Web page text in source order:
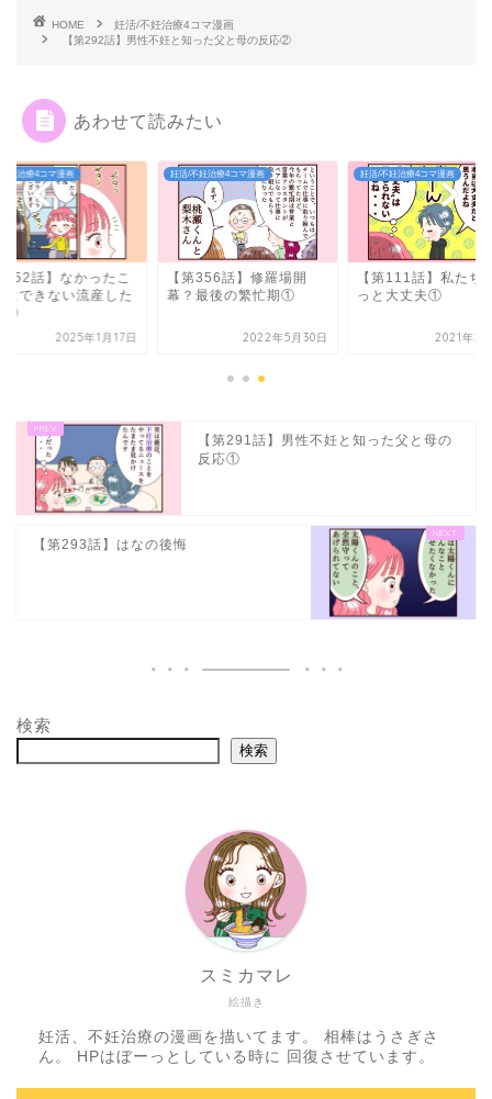
HOME
妊活/不妊治療4コマ漫画
【第292話】男性不妊と知った父と母の反応②
あわせて読みたい
妊治療4コマ漫画
652話】なかったこ
はできない流産した
①
2025年1月17日
妊活/不妊治療4コマ漫画
【第356話】修羅場開
幕？最後の繁忙期①
2022年5月30日
妊活/不妊治療4コマ漫画
【第111話】私たち
っと大丈夫①
2021年2
【第291話】男性不妊と知った父と母の
反応①
【第293話】はなの後悔
検索
検索
絵描き
スミカマレ
妊活、不妊治療の漫画を描いてます。 相棒はうさぎさ
ん。 HPはぼーっとしている時に 回復させています。